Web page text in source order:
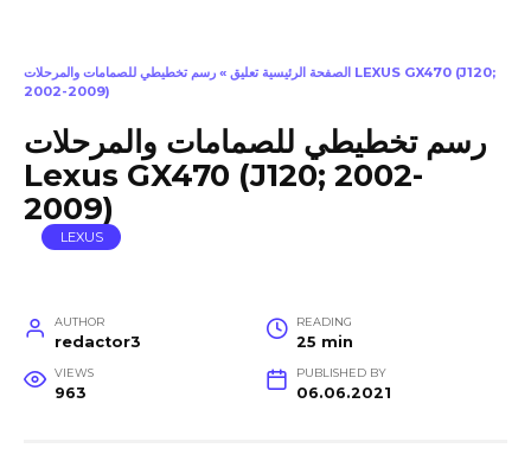
الصفحة الرئيسية تعليق » رسم تخطيطي للصمامات والمرحلات LEXUS GX470 (J120;
2002-2009)
رسم تخطيطي للصمامات والمرحلات
Lexus GX470 (J120; 2002-
2009)
LEXUS
AUTHOR
redactor3
READING
25 min
VIEWS
963
PUBLISHED BY
06.06.2021